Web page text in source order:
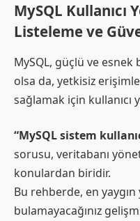
MySQL Kullanıcı
Listeleme ve
MySQL, güçlü ve
olsa da, yetkisiz
sağlamak için
“MySQL sistem
sorusu, veritabanı
konulardan biridir.
Bu rehberde, en
bulamayacağınız